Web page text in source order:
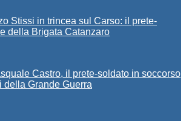
Stissi in trincea sul Carso: il prete-
della Brigata Catanzaro
Castro, il prete-soldato in soccorso
della Grande Guerra